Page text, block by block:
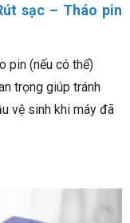
sạc – Tháo pin
pin (nếu có thể)
trọng giúp tránh
vệ sinh khi máy đã